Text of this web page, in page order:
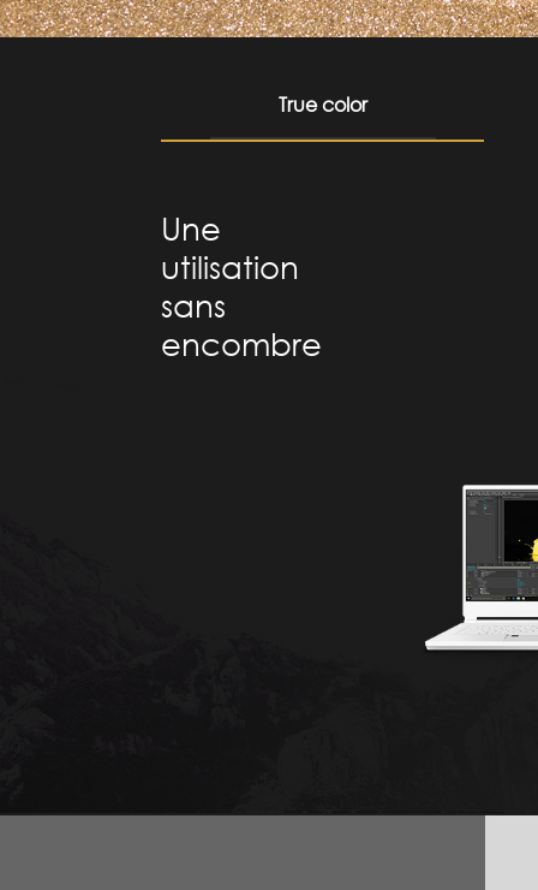
True color
Une
utilisation
sans
encombre